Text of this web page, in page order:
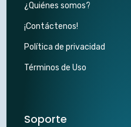
¿Quiénes somos?
¡Contáctenos!
Política de privacidad
Términos de Uso
Soporte